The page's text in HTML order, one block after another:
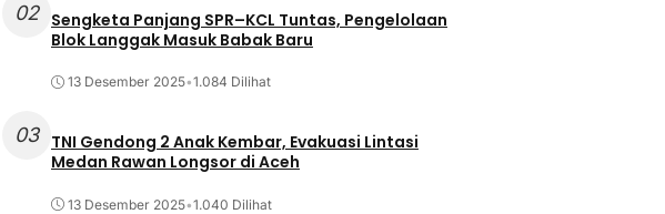
02
Sengketa Panjang SPR–KCL Tuntas, Pengelolaan
Blok Langgak Masuk Babak Baru
13 Desember 2025•1.084 Dilihat
03
TNI Gendong 2 Anak Kembar, Evakuasi Lintasi
Medan Rawan Longsor di Aceh
13 Desember 2025•1.040 Dilihat